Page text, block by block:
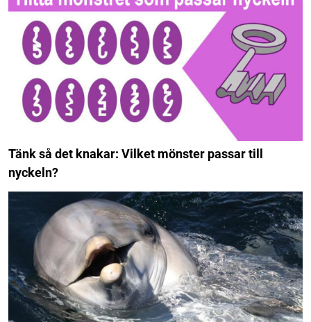
Tänk så det knakar: Vilket mönster passar till
nyckeln?